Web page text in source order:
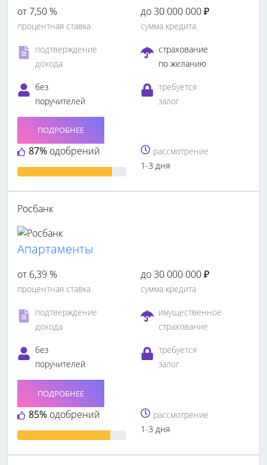
от 7,50 %
процентная ставка
до 30 000 000 ₽
сумма кредита
подтверждение
дохода
страхование
по желанию
без
поручителей
требуется
залог
87% одобрений
ПОДРОБНЕЕ
рассмотрение
1-3 дня
Росбанк
Апартаменты
от 6,39 %
процентная ставка
до 30 000 000 ₽
сумма кредита
подтверждение
дохода
имущественное
страхование
без
поручителей
требуется
залог
85% одобрений
ПОДРОБНЕЕ
рассмотрение
1-3 дня